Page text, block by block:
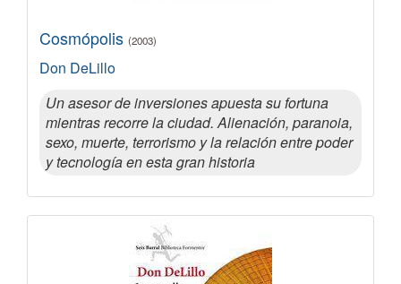
Cosmópolis (2003)
Don DeLillo
Un asesor de inversiones apuesta su fortuna
mientras recorre la ciudad. Alienación, paranoia,
sexo, muerte, terrorismo y la relación entre poder
y tecnología en esta gran historia